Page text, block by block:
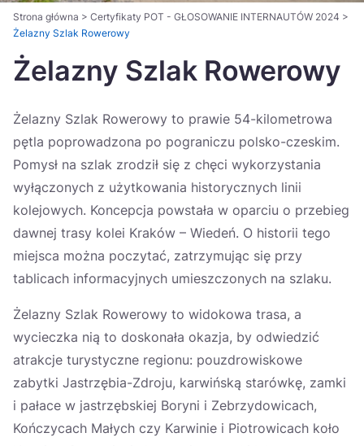
Português Norsk
Україна
Zamknij
Strona główna > Certyfikaty POT - GŁOSOWANIE INTERNAUTÓW 2024 >
Żelazny Szlak Rowerowy
Żelazny Szlak Rowerowy
Żelazny Szlak Rowerowy to prawie 54-kilometrowa
pętla poprowadzona po pograniczu polsko-czeskim.
Pomysł na szlak zrodził się z chęci wykorzystania
wyłączonych z użytkowania historycznych linii
kolejowych. Koncepcja powstała w oparciu o przebieg
dawnej trasy kolei Kraków – Wiedeń. O historii tego
miejsca można poczytać, zatrzymując się przy
tablicach informacyjnych umieszczonych na szlaku.
Żelazny Szlak Rowerowy to widokowa trasa, a
wycieczka nią to doskonała okazja, by odwiedzić
atrakcje turystyczne regionu: pouzdrowiskowe
zabytki Jastrzębia-Zdroju, karwińską starówkę, zamki
i pałace w jastrzębskiej Boryni i Zebrzydowicach,
Kończycach Małych czy Karwinie i Piotrowicach koło